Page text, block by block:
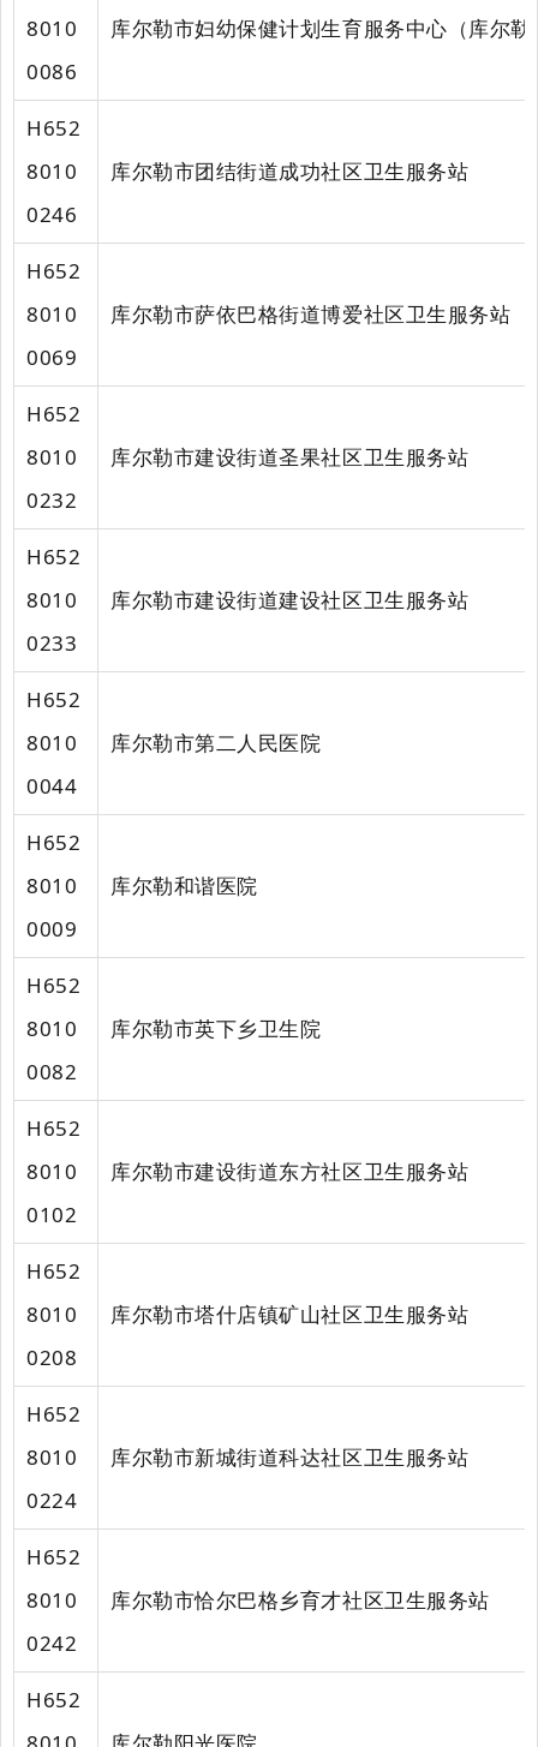
8010
0086
库尔勒市妇幼保健计划生育服务中心（库尔
H652
8010
0246
库尔勒市团结街道成功社区卫生服务站
H652
8010
0069
库尔勒市萨依巴格街道博爱社区卫生服务站
H652
8010
0232
库尔勒市建设街道圣果社区卫生服务站
H652
8010
0233
库尔勒市建设街道建设社区卫生服务站
H652
8010
0044
库尔勒市第二人民医院
H652
8010
0009
库尔勒和谐医院
H652
8010
0082
库尔勒市英下乡卫生院
H652
8010
0102
库尔勒市建设街道东方社区卫生服务站
H652
8010
0208
库尔勒市塔什店镇矿山社区卫生服务站
H652
8010
0224
库尔勒市新城街道科达社区卫生服务站
H652
8010
0242
库尔勒市恰尔巴格乡育才社区卫生服务站
H652